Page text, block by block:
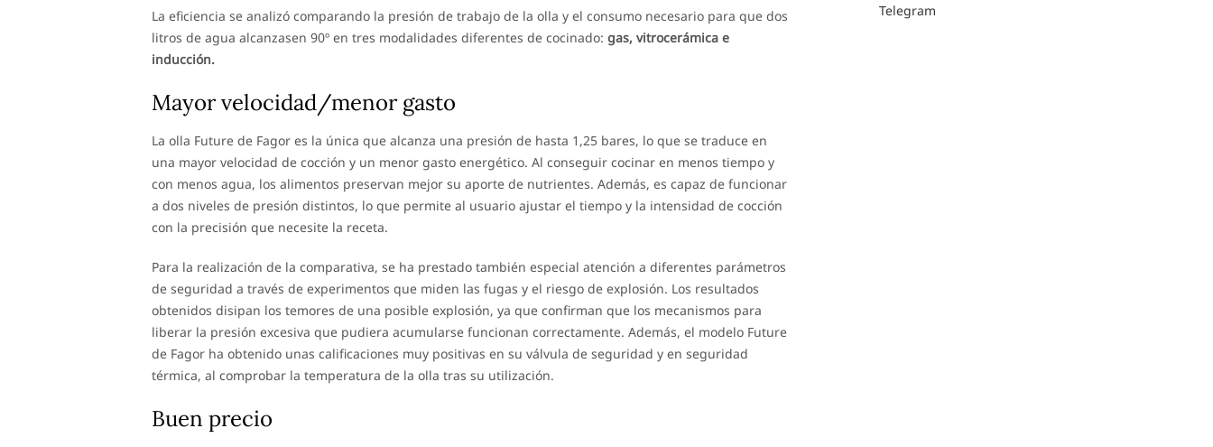
La eficiencia se analizó comparando la presión de trabajo de la olla y el consumo necesario para que dos
litros de agua alcanzasen 90º en tres modalidades diferentes de cocinado: gas, vitrocerámica e
inducción.
Mayor velocidad/menor gasto
La olla Future de Fagor es la única que alcanza una presión de hasta 1,25 bares, lo que se traduce en
una mayor velocidad de cocción y un menor gasto energético. Al conseguir cocinar en menos tiempo y
con menos agua, los alimentos preservan mejor su aporte de nutrientes. Además, es capaz de funcionar
a dos niveles de presión distintos, lo que permite al usuario ajustar el tiempo y la intensidad de cocción
con la precisión que necesite la receta.
Para la realización de la comparativa, se ha prestado también especial atención a diferentes parámetros
de seguridad a través de experimentos que miden las fugas y el riesgo de explosión. Los resultados
obtenidos disipan los temores de una posible explosión, ya que confirman que los mecanismos para
liberar la presión excesiva que pudiera acumularse funcionan correctamente. Además, el modelo Future
de Fagor ha obtenido unas calificaciones muy positivas en su válvula de seguridad y en seguridad
térmica, al comprobar la temperatura de la olla tras su utilización.
Buen precio
Telegram